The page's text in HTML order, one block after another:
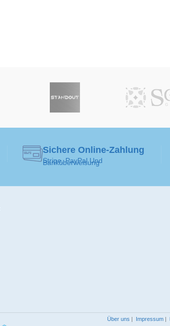
Sichere Online-Zahlung
Stripe, PayPal Und
Banküberweisung
Über uns Impressum